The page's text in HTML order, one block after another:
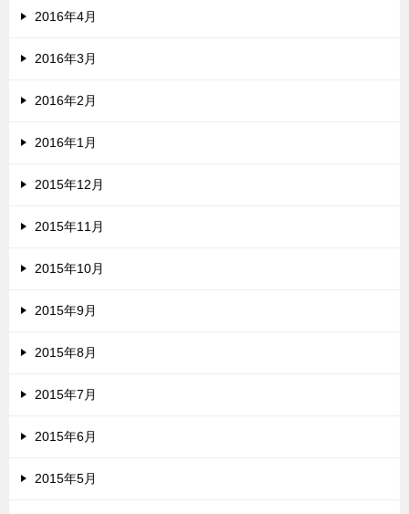
2016年4月
2016年3月
2016年2月
2016年1月
2015年12月
2015年11月
2015年10月
2015年9月
2015年8月
2015年7月
2015年6月
2015年5月